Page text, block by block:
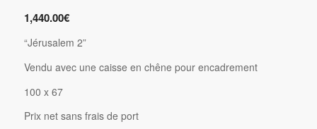
1,440.00€
“Jérusalem 2”
Vendu avec une caisse en chêne pour encadrement
100 x 67
Prix net sans frais de port